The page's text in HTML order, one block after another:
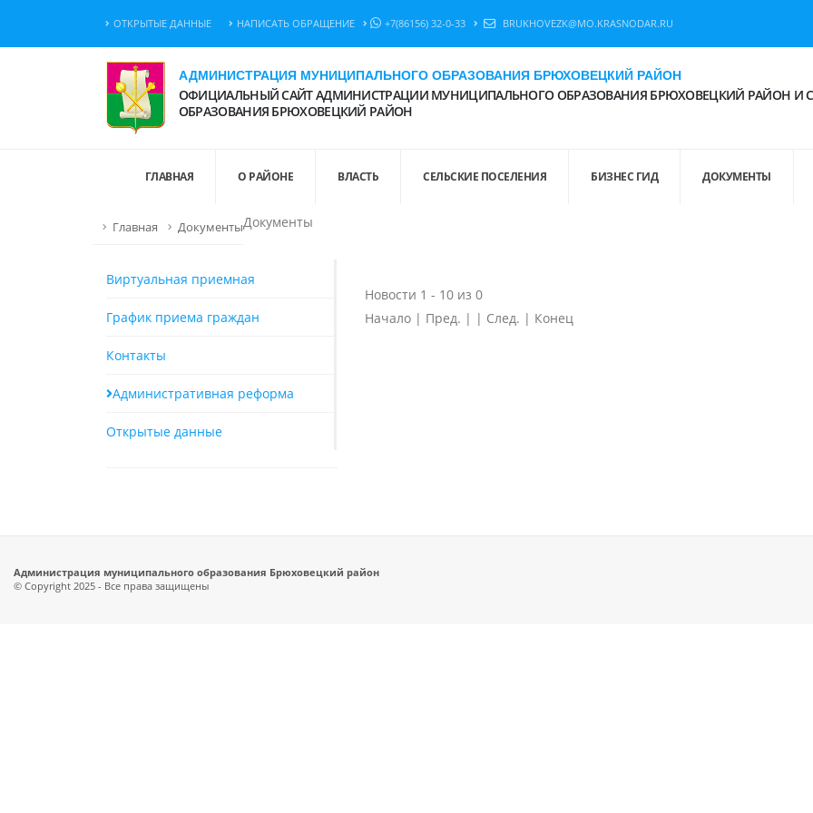
ОТКРЫТЫЕ ДАННЫЕ НАПИСАТЬ ОБРАЩЕНИЕ +7(86156) 32-0-33 BRUKHOVEZK@MO.KRASNODAR.RU
АДМИНИСТРАЦИЯ МУНИЦИПАЛЬНОГО ОБРАЗОВАНИЯ БРЮХОВЕЦКИЙ РАЙОН
ОФИЦИАЛЬНЫЙ САЙТ АДМИНИСТРАЦИИ МУНИЦИПАЛЬНОГО ОБРАЗОВАНИЯ БРЮХОВЕЦКИЙ РАЙОН И
ОБРАЗОВАНИЯ БРЮХОВЕЦКИЙ РАЙОН
ГЛАВНАЯ О РАЙОНЕ ВЛАСТЬ СЕЛЬСКИЕ ПОСЕЛЕНИЯ БИЗНЕС ГИД ДОКУМЕНТЫ
Главная ДокументыДокументы
Виртуальная приемная
График приема граждан
Контакты
Административная реформа
Открытые данные
Новости 1 - 10 из 0
Начало | Пред. | | След. | Конец
Администрация муниципального образования Брюховецкий район
© Copyright 2025 - Все права защищены